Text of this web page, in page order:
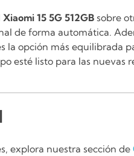
Xiaomi 15 5G 512GB sobre
de forma automática.
la opción más equilibrada
esté listo para las nuevas
explora nuestra sección de